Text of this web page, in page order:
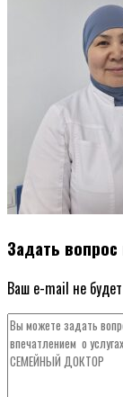
Задать
Ваш e-mail не